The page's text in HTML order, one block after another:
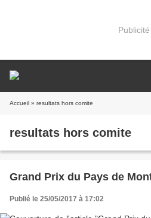
Publicité
Accueil » resultats hors comite
resultats hors comite
Grand Prix du Pays de
Publié le 25/05/2017 à 17:02